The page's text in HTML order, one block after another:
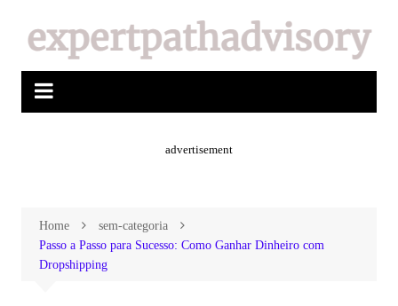
advertisement
Home
sem-categoria
Passo a Passo para Sucesso: Como Ganhar Dinheiro com
Dropshipping